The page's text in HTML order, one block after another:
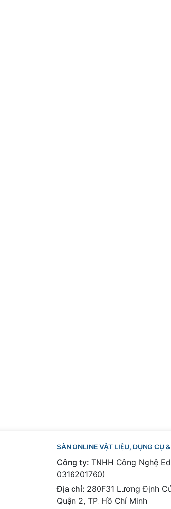
SÀN ONLINE VẬT LIỆU, DỤNG CỤ
Công ty: TNHH Công Nghệ
0316201760)
Địa chỉ: 280F31 Lương Định
Quận 2, TP. Hồ Chí Minh